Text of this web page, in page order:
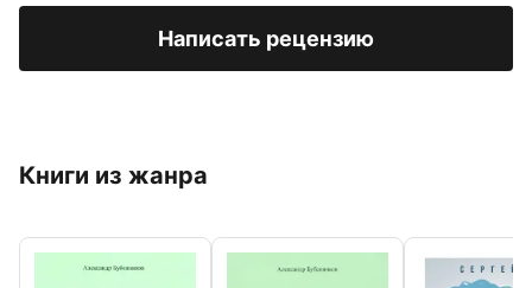
Написать рецензию
Книги из жанра